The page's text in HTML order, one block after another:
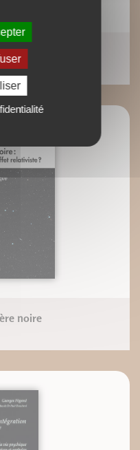
aquatique
Ostermeyer
noire